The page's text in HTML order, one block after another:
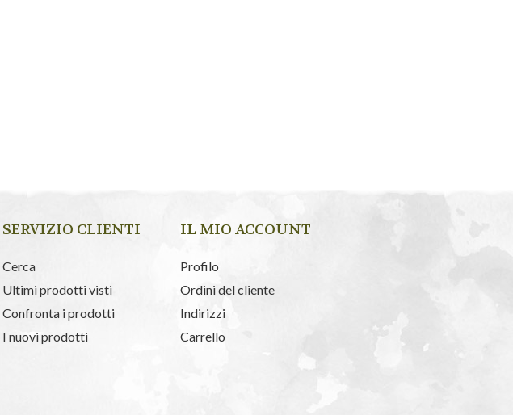
SERVIZIO CLIENTI
Cerca
Ultimi prodotti visti
Confronta i prodotti
I nuovi prodotti
IL MIO ACCOUNT
Profilo
Ordini del cliente
Indirizzi
Carrello